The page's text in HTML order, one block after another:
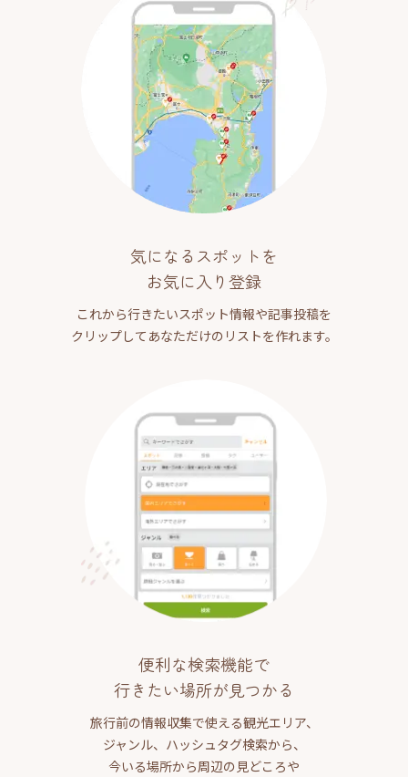
気になるスポットを
お気に入り登録
これから行きたいスポット情報や記事投稿を
クリップしてあなただけのリストを作れます。
便利な検索機能で
行きたい場所が見つかる
旅行前の情報収集で使える観光エリア、
ジャンル、ハッシュタグ検索から、
今いる場所から周辺の見どころや